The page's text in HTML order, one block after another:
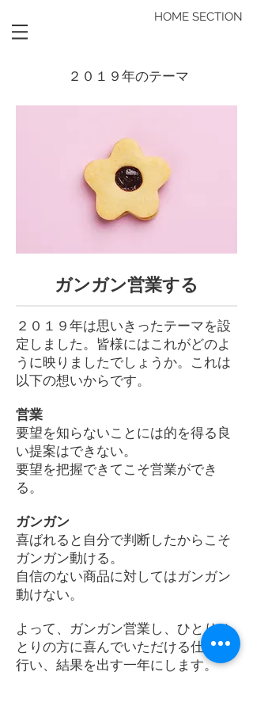
HOME SECTION
２０１９年のテーマ
ガンガン営業する
２０１９年は思いきったテーマを設
定しました。皆様にはこれがどのよ
うに映りましたでしょうか。これは
以下の想いからです。
営業
要望を知らないことには的を得る良
い提案はできない。
要望を把握できてこそ営業ができ
る。
ガンガン
喜ばれると自分で判断したからこそ
ガンガン動ける。
自信のない商品に対してはガンガン
動けない。
よって、ガンガン営業し、ひとりひ
とりの方に喜んでいただける仕事を
行い、結果を出す一年にします。